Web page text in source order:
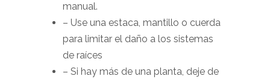
manual.
– Use una estaca, mantillo o cuerda
para limitar el daño a los sistemas
de raíces
– Si hay más de una planta, deje de